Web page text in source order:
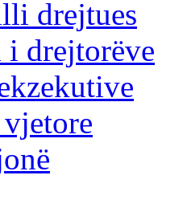
drejtues
drejtorëve